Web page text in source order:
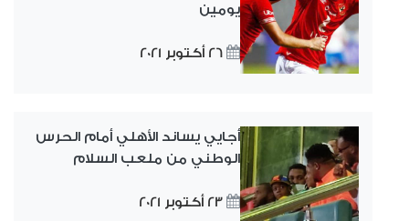
يومين
26 أكتوبر 2021
أجايي يساند الأهلي أمام الحرس
الوطني من ملعب السلام
23 أكتوبر 2021